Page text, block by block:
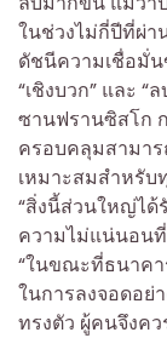
ในช่วงไม่กี่ปีที่ผ่า
ดัชนีความเชื่อมั่น
“เชิงบวก” และ
ซานฟรานซิสโก
ครอบคลุมสามา
เหมาะสมสำหรั
“สิ่งนี้ส่วนใหญ่ได้
ความไม่แน่นอนที่
“ในขณะที่ธนาคา
ในการลงจอดอย่
ทรงตัว ผู้คนจึงค